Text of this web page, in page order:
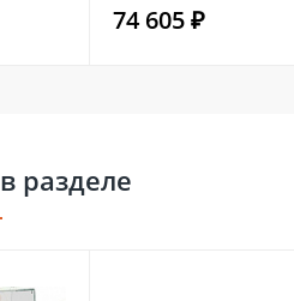
74 605 ₽
разделе